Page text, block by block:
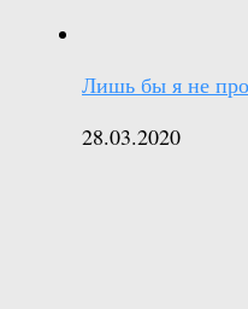
Лишь бы я не
28.03.2020